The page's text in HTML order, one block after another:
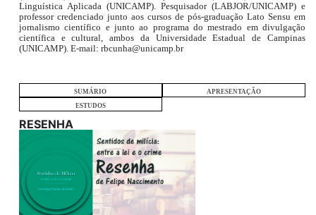
Linguística Aplicada (UNICAMP). Pesquisador (LABJOR/UNICAMP) e
professor credenciado junto aos cursos de pós-graduação Lato Sensu em
jornalismo científico e junto ao programa do mestrado em divulgação
científica e cultural, ambos da Universidade Estadual de Campinas
(UNICAMP). E-mail: rbcunha@unicamp.br
SUMÁRIO
APRESENTAÇÃO
ESTUDOS
RESENHA